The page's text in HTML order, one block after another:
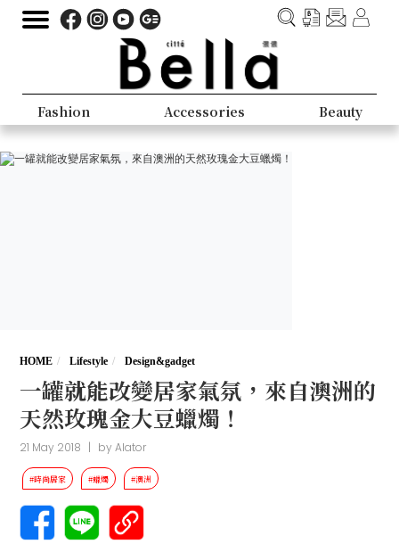
Fashion Accessories Beauty
HOME Lifestyle Design&gadget
一罐就能改變居家氣氛，來自澳洲的
天然玫瑰金大豆蠟燭！
21 May 2018 | byAlator
#時尚居家 #蠟燭 #澳洲